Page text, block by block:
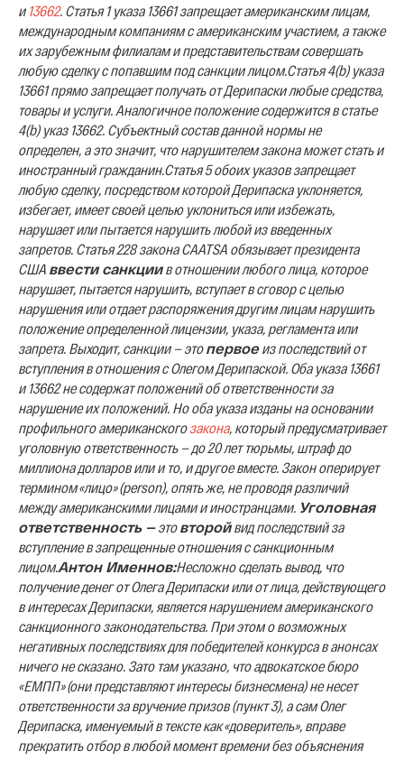
и 13662. Статья 1 указа 13661 запрещает американским лицам,
международным компаниям с американским участием, а также
их зарубежным филиалам и представительствам совершать
любую сделку с попавшим под санкции лицом.Статья 4(b) указа
13661 прямо запрещает получать от Дерипаски любые средства,
товары и услуги. Аналогичное положение содержится в статье
4(b) указ 13662. Субъектный состав данной нормы не
определен, а это значит, что нарушителем закона может стать и
иностранный гражданин.Статья 5 обоих указов запрещает
любую сделку, посредством которой Дерипаска уклоняется,
избегает, имеет своей целью уклониться или избежать,
нарушает или пытается нарушить любой из введенных
запретов. Статья 228 закона CAATSA обязывает президента
США ввести санкциив отношении любого лица, которое
нарушает, пытается нарушить, вступает в сговор с целью
нарушения или отдает распоряжения другим лицам нарушить
положение определенной лицензии, указа, регламента или
запрета. Выходит, санкции — этопервоеиз последствий от
вступления в отношения с Олегом Дерипаской. Оба указа 13661
и 13662 не содержат положений об ответственности за
нарушение их положений. Но оба указа изданы на основании
профильного американскогозакона, который предусматривает
уголовную ответственность — до 20 лет тюрьмы, штраф до
миллиона долларов или и то, и другое вместе. Закон оперирует
термином «лицо» (person), опять же, не проводя различий
между американскими лицами и иностранцами. Уголовная
ответственность —этовторойвид последствий за
вступление в запрещенные отношения с санкционным
лицом.Антон Именнов:Несложно сделать вывод, что
получение денег от Олега Дерипаски или от лица, действующего
в интересах Дерипаски, является нарушением американского
санкционного законодательства. При этом о возможных
негативных последствиях для победителей конкурса в анонсах
ничего не сказано. Зато там указано, что адвокатское бюро
«ЕМПП» (они представляют интересы бизнесмена) не несет
ответственности за вручение призов (пункт 3), а сам Олег
Дерипаска, именуемый в тексте как «доверитель», вправе
прекратить отбор в любой момент времени без объяснения